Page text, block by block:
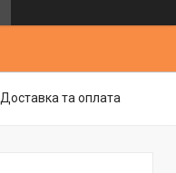
Доставка та оплата